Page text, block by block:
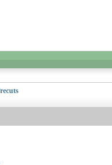
Bewertungen - 0 von 5 durchschnittlich